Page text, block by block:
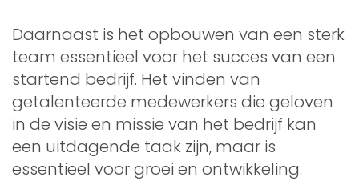
Daarnaast is het opbouwen van een sterk
team essentieel voor het succes van een
startend bedrijf. Het vinden van
getalenteerde medewerkers die geloven
in de visie en missie van het bedrijf kan
een uitdagende taak zijn, maar is
essentieel voor groei en ontwikkeling.